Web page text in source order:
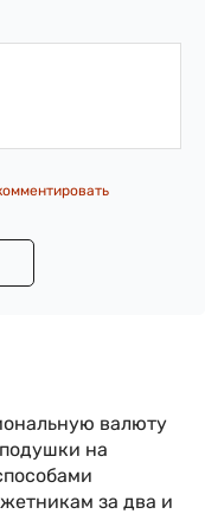
валюту
на
за два и